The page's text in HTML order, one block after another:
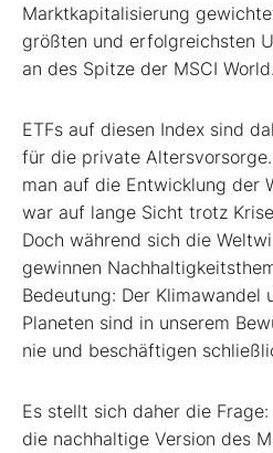
Marktkapitalisierung
größten und erfolgreichsten
an des Spitze der MSCI World.
ETFs auf diesen Index sind
für die private
man auf die Entwicklung der
war auf lange Sicht trotz
Doch während sich die
gewinnen
Bedeutung: Der Klimawandel
Planeten sind in unserem
nie und beschäftigen
Es stellt sich daher die
die nachhaltige Version des